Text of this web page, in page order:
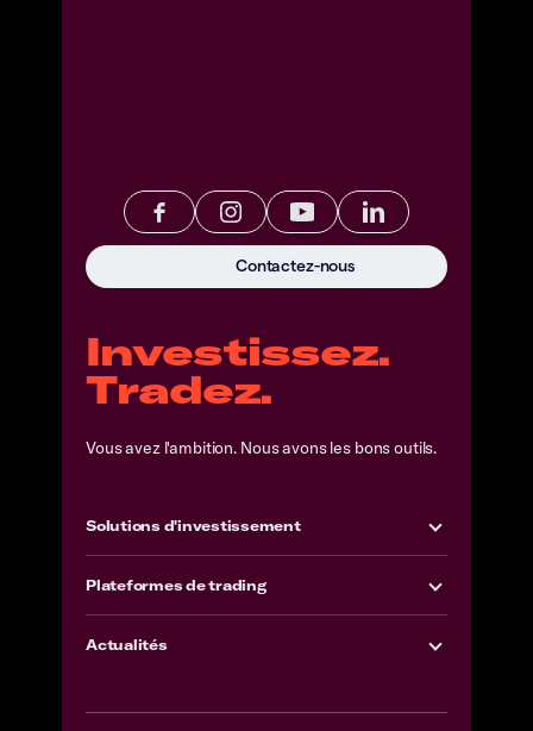
Investissez.
Tradez.
Vous avez l'ambition. Nous avons les bons outils.
Solutions d'investissement
Plateformes de trading
Actualités